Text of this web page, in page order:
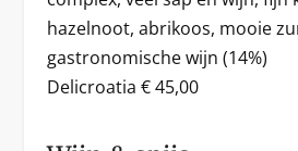
hazelnoot, abrikoos, mooie
gastronomische wijn (14%)
Delicroatia € 45,00